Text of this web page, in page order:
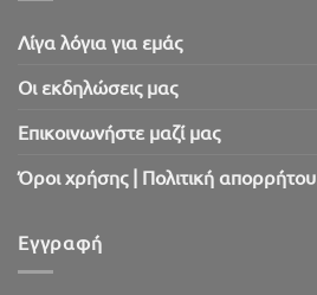
Λίγα λόγια για εμάς
Oι εκδηλώσεις μας
Επικοινωνήστε μαζί μας
Όροι χρήσης | Πολιτική απορρήτου
Εγγραφή